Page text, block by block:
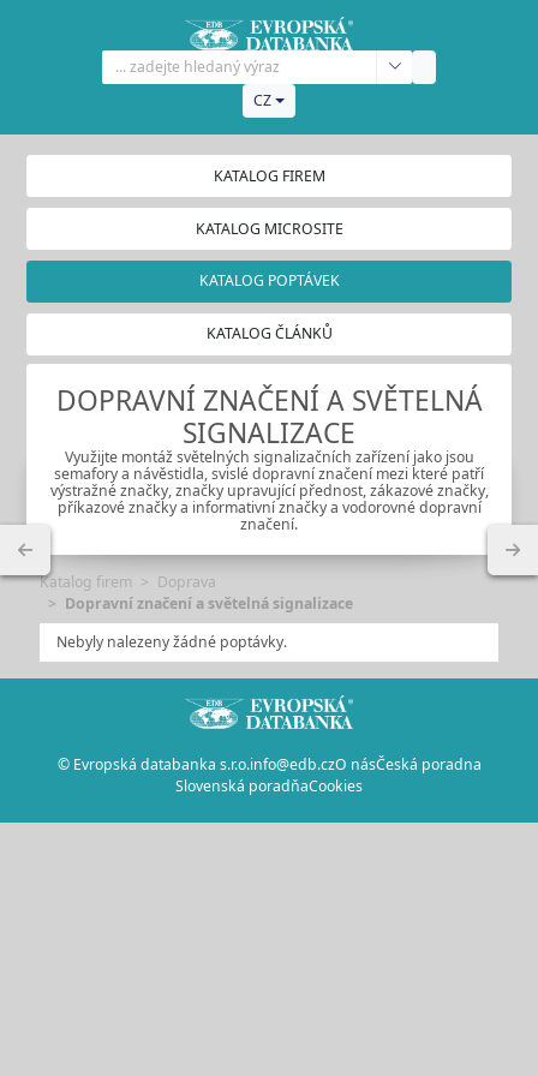
CZ
KATALOG FIREM
KATALOG MICROSITE
KATALOG POPTÁVEK
KATALOG ČLÁNKŮ
DOPRAVNÍ ZNAČENÍ A SVĚTELNÁ
SIGNALIZACE
Využijte montáž světelných signalizačních zařízení jako jsou
semafory a návěstidla, svislé dopravní značení mezi které patří
výstražné značky, značky upravující přednost, zákazové značky,
příkazové značky a informativní značky a vodorovné dopravní
značení.
Katalog firem
Doprava
Dopravní značení a světelná signalizace
Nebyly nalezeny žádné poptávky.
© Evropská databanka s.r.o.info@edb.czO násČeská poradna
Slovenská poradňaCookies